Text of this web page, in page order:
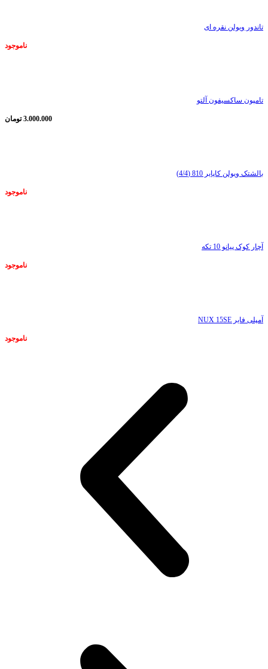
تاندور ویولن نقره ای
ناموجود
تامپون ساکسیفون آلتو
3.000.000 تومان
بالشتک ویولن کاپایر 810 (4/4)
ناموجود
آچار کوک پیانو 10 تکه
ناموجود
آمپلی فایر NUX 15SE
ناموجود